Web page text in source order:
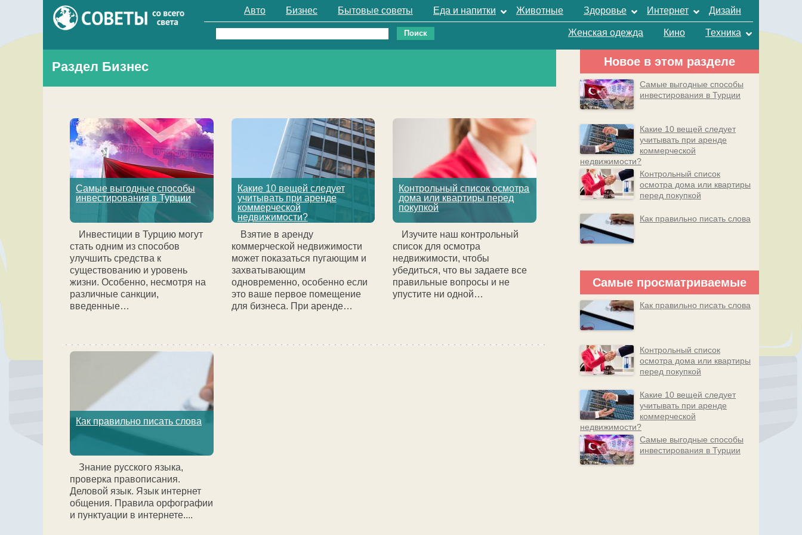
Авто Бизнес Бытовые советы Еда и напитки Животные Здоровье Интернет Дизайн
Женская одежда Кино Техника
Найти:
Раздел Бизнес
Самые выгодные способы
инвестирования в Турции
Инвестиции в Турцию могут
стать одним из способов
улучшить средства к
существованию и уровень
жизни. Особенно, несмотря на
различные санкции,
введенные…
Какие 10 вещей следует
учитывать при аренде
коммерческой
недвижимости?
Взятие в аренду
коммерческой недвижимости
может показаться пугающим и
захватывающим
одновременно, особенно если
это ваше первое помещение
для бизнеса. При аренде…
Контрольный список осмотра
дома или квартиры перед
покупкой
Изучите наш контрольный
список для осмотра
недвижимости, чтобы
убедиться, что вы задаете все
правильные вопросы и не
упустите ни одной…
Как правильно писать слова
Знание русского языка,
проверка правописания.
Деловой язык. Язык интернет
общения. Правила орфографии
и пунктуации в интернете....
Новое в этом разделе
Самые выгодные способы
инвестирования в Турции
Какие 10 вещей следует
учитывать при аренде
коммерческой
недвижимости?
Контрольный список
осмотра дома или квартиры
перед покупкой
Как правильно писать слова
Самые просматриваемые
Как правильно писать слова
Контрольный список
осмотра дома или квартиры
перед покупкой
Какие 10 вещей следует
учитывать при аренде
коммерческой
недвижимости?
Самые выгодные способы
инвестирования в Турции